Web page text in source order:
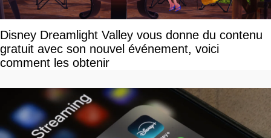
Disney Dreamlight Valley vous donne du contenu
gratuit avec son nouvel événement, voici
comment les obtenir